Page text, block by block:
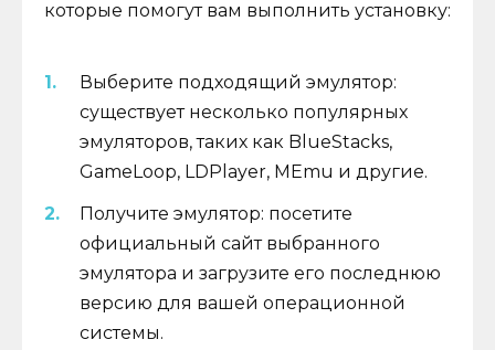
которые помогут вам выполнить установку:
Выберите подходящий эмулятор:
существует несколько популярных
эмуляторов, таких как BlueStacks,
GameLoop, LDPlayer, MEmu и другие.
Получите эмулятор: посетите
официальный сайт выбранного
эмулятора и загрузите его последнюю
версию для вашей операционной
системы.